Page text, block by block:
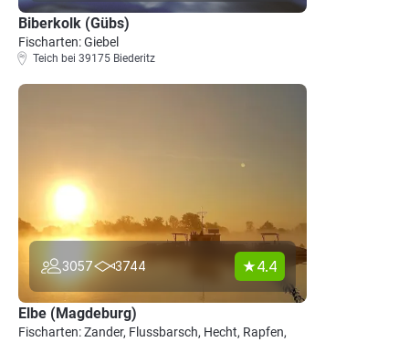
Biberkolk (Gübs)
Fischarten: Giebel
Teich bei 39175 Biederitz
3057 3744 4.4
Elbe (Magdeburg)
Fischarten: Zander, Flussbarsch, Hecht, Rapfen,